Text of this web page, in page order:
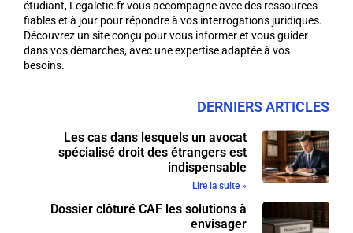
étudiant, Legaletic.fr vous accompagne avec des ressources
fiables et à jour pour répondre à vos interrogations juridiques.
Découvrez un site conçu pour vous informer et vous guider
dans vos démarches, avec une expertise adaptée à vos
besoins.
DERNIERS ARTICLES
Les cas dans lesquels un avocat
spécialisé droit des étrangers est
indispensable
Lire la suite »
Dossier clôturé CAF les solutions à
envisager